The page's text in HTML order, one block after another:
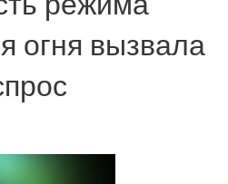
огня вызвала